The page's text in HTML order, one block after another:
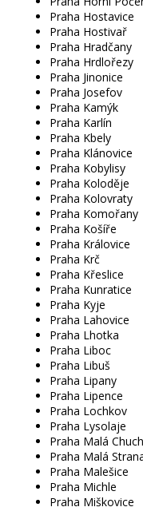
Praha Hostavice
Praha Hostivař
Praha Hradčany
Praha Hrdlořezy
Praha Jinonice
Praha Josefov
Praha Kamýk
Praha Karlín
Praha Kbely
Praha Klánovice
Praha Kobylisy
Praha Koloděje
Praha Kolovraty
Praha Komořany
Praha Košíře
Praha Královice
Praha Krč
Praha Křeslice
Praha Kunratice
Praha Kyje
Praha Lahovice
Praha Lhotka
Praha Liboc
Praha Libuš
Praha Lipany
Praha Lipence
Praha Lochkov
Praha Lysolaje
Praha Malá
Praha Malá
Praha Malešice
Praha Michle
Praha Miškovice